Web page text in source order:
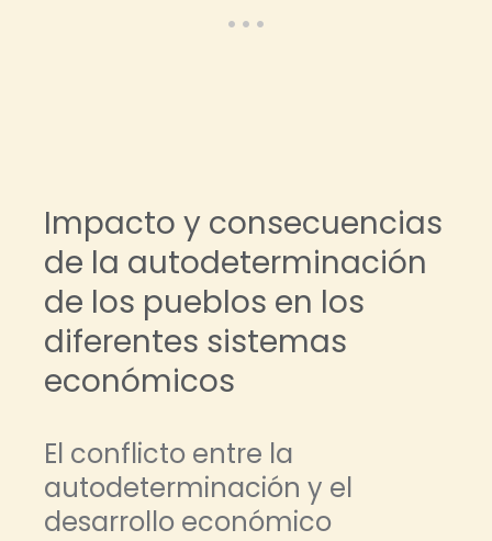
Impacto y consecuencias
de la autodeterminación
de los pueblos en los
diferentes sistemas
económicos
El conflicto entre la
autodeterminación y el
desarrollo económico